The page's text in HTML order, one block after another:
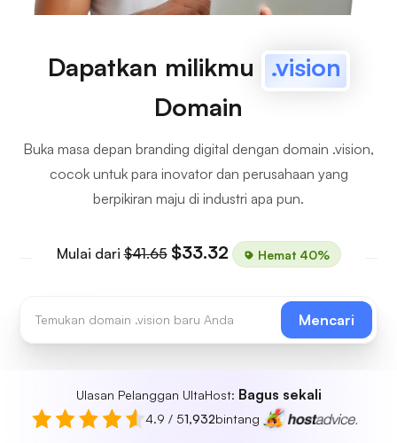
Dapatkan milikmu
.vision
Domain
Buka masa depan branding digital dengan domain .vision,
cocok untuk para inovator dan perusahaan yang
berpikiran maju di industri apa pun.
Mulai dari$41.65 $33.32 Hemat 40%
Mencari
Ulasan Pelanggan UltaHost: Bagus sekali
4.9 / 51,932bintang